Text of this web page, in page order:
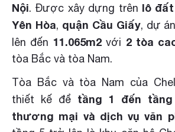
Nội. Được xây dựng trên lô
Yên Hòa, quận Cầu Giấy, dự
lên đến 11.065m2với 2 tòa
tòa Bắc và tòa Nam.
Tòa Bắc và tòa Nam của
thiết kế để tầng 1 đến
thương mại và dịch vụ văn